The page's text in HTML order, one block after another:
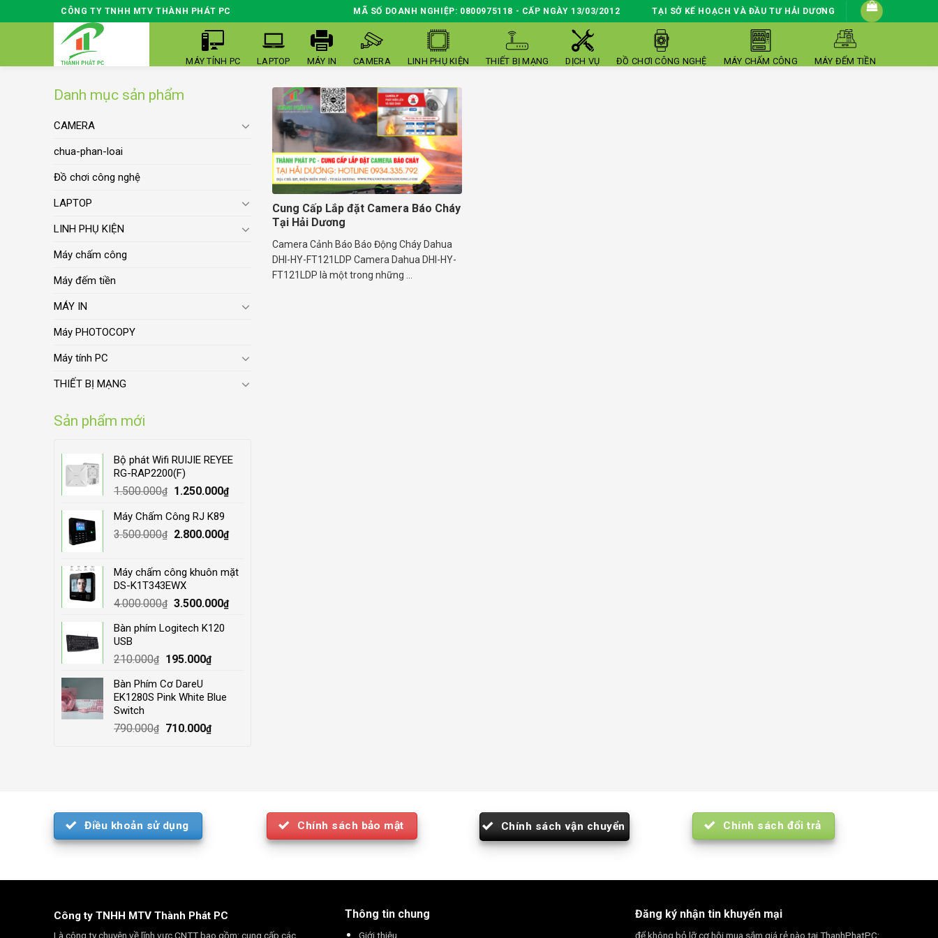
to
CÔNG TY TNHH MTV THÀNH PHÁT PC MÃ SỐ DOANH NGHIỆP: 0800975118 - CẤP NGÀY 13/03/2012 TẠI SỞ KẾ HOẠCH VÀ ĐẦU TƯ HẢI DƯƠNG
MÁY TÍNH PC LAPTOP MÁY IN CAMERA LINH PHỤ KIỆN THIẾT BỊ MẠNG DỊCH VỤ ĐỒ CHƠI CÔNG NGHỆ MÁY CHẤM CÔNG MÁY ĐẾM TIỀN
Danh mục sản phẩm
CAMERA
chua-phan-loai
Đồ chơi công nghệ
LAPTOP
LINH PHỤ KIỆN
Máy chấm công
Máy đếm tiền
MÁY IN
Máy PHOTOCOPY
Máy tính PC
THIẾT BỊ MẠNG
Sản phẩm mới
Bộ phát Wifi RUIJIE REYEE
RG-RAP2200(F)
1.500.000₫
Original
was:
1.500.000₫.
1.250.000₫Current
1.250.000₫.
Máy Chấm Công RJ K89
3.500.000₫
Original
3.500.000₫.
2.800.000₫Current
2.800.000₫.
Máy chấm công khuôn mặt
DS-K1T343EWX
4.000.000₫ Original
was:
3.500.000₫Current
Bàn phím Logitech K120
USB
210.000₫
Original
was:
210.000₫.
195.000₫Current
195.000₫.
Bàn Phím Cơ DareU
EK1280S Pink White Blue
Switch
790.000₫
Original
710.000₫Current
Cung Cấp Lắp đặt Camera Báo Cháy
Tại Hải Dương
Camera Cảnh Báo Báo Động Cháy Dahua
DHI-HY-FT121LDP Camera Dahua DHI-HY-
FT121LDP là một trong những ...
Điều khoản sử dụng Chính sách bảo mật Chính sách vận chuyển Chính sách đổi trả
Công ty TNHH MTV Thành Phát PC
Là công ty chuyên về lĩnh vực CNTT bao gồm: cung cấp các
Thông tin chung
Giới thiệu
Đăng ký nhận tin khuyến mại
để không bỏ lỡ cơ hội mua sắm giá rẻ nào tại ThanhPhatPC: